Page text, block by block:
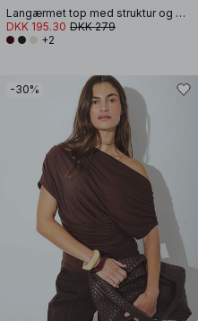
Langærmet top med struktur og drapering
DKK 195.30 DKK 279
+2
-30%